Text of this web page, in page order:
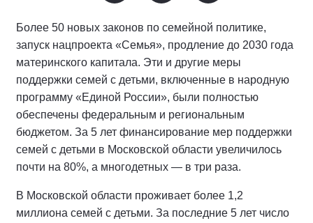
Более 50 новых законов по семейной политике,
запуск нацпроекта «Семья», продление до 2030 года
материнского капитала. Эти и другие меры
поддержки семей с детьми, включенные в народную
программу «Единой России», были полностью
обеспечены федеральным и региональным
бюджетом. За 5 лет финансирование мер поддержки
семей с детьми в Московской области увеличилось
почти на 80%, а многодетных — в три раза.
В Московской области проживает более 1,2
миллиона семей с детьми. За последние 5 лет число